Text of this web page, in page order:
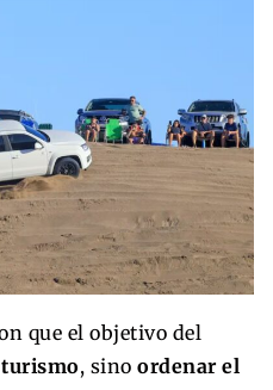
que el objetivo del
, sino ordenar el